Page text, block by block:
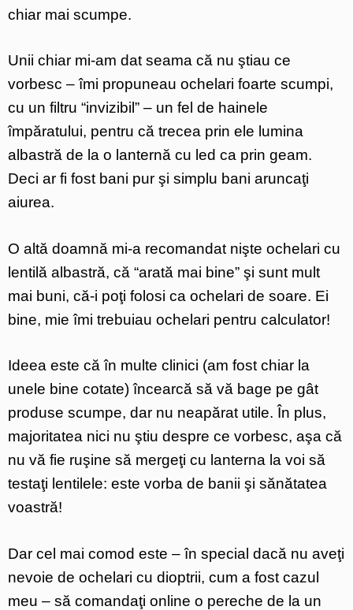
chiar mai scumpe.
Unii chiar mi-am dat seama că nu ştiau ce
vorbesc – îmi propuneau ochelari foarte scumpi,
cu un filtru “invizibil” – un fel de hainele
împăratului, pentru că trecea prin ele lumina
albastră de la o lanternă cu led ca prin geam.
Deci ar fi fost bani pur şi simplu bani aruncaţi
aiurea.
O altă doamnă mi-a recomandat nişte ochelari cu
lentilă albastră, că “arată mai bine” şi sunt mult
mai buni, că-i poţi folosi ca ochelari de soare. Ei
bine, mie îmi trebuiau ochelari pentru calculator!
Ideea este că în multe clinici (am fost chiar la
unele bine cotate) încearcă să vă bage pe gât
produse scumpe, dar nu neapărat utile. În plus,
majoritatea nici nu ştiu despre ce vorbesc, aşa că
nu vă fie ruşine să mergeţi cu lanterna la voi să
testaţi lentilele: este vorba de banii şi sănătatea
voastră!
Dar cel mai comod este – în special dacă nu aveţi
nevoie de ochelari cu dioptrii, cum a fost cazul
meu – să comandaţi online o pereche de la un